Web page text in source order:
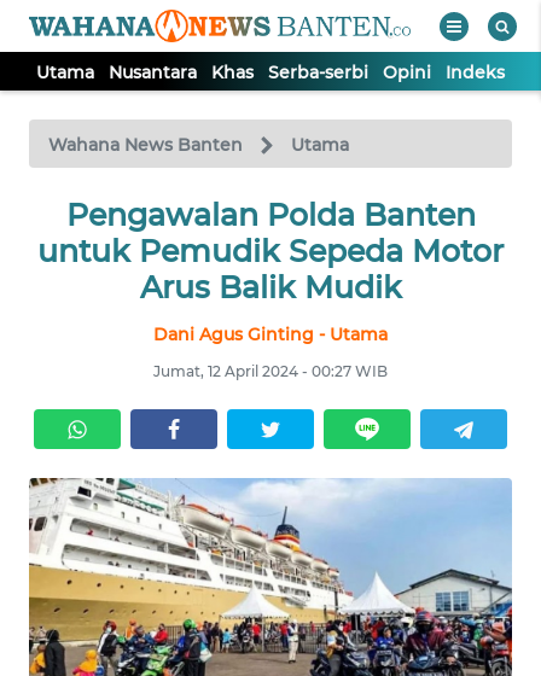
Utama Nusantara Khas Serba-serbi Opini Indeks
Wahana News Banten Utama
Pengawalan Polda Banten
untuk Pemudik Sepeda Motor
Arus Balik Mudik
Dani Agus Ginting - Utama
Jumat, 12 April 2024 - 00:27 WIB
TV
Tutup
UTAMA
SERBA-
SERBI
OPINI
Informasi
INDEKS
BERITA